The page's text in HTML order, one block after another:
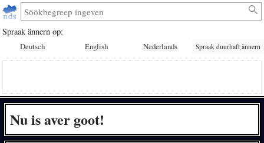
Spraak ännern op:
Deutsch English Nederlands Spraak duurhaft ännern
Nu is aver goot!